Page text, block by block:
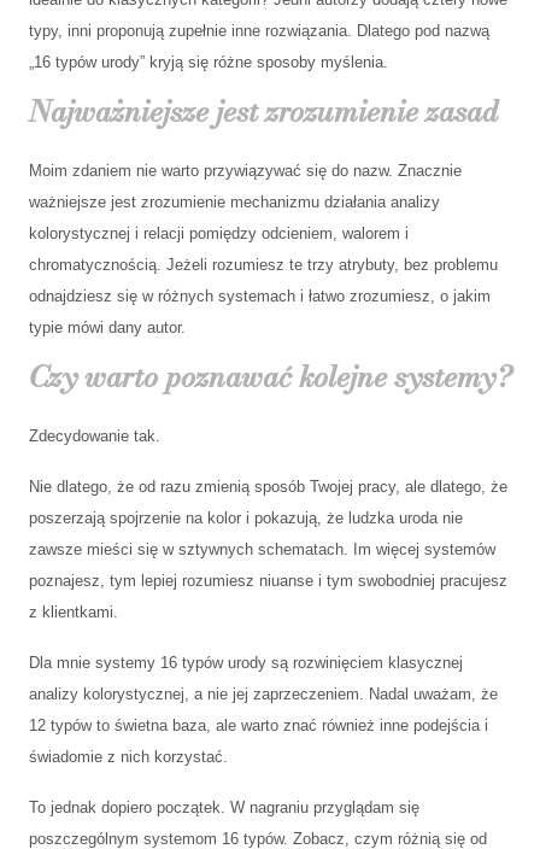
typy, inni proponują zupełnie inne rozwiązania. Dlatego pod nazwą
„16 typów urody” kryją się różne sposoby myślenia.
Najważniejsze jest zrozumienie zasad
Moim zdaniem nie warto przywiązywać się do nazw. Znacznie
ważniejsze jest zrozumienie mechanizmu działania analizy
kolorystycznej i relacji pomiędzy odcieniem, walorem i
chromatycznością. Jeżeli rozumiesz te trzy atrybuty, bez problemu
odnajdziesz się w różnych systemach i łatwo zrozumiesz, o jakim
typie mówi dany autor.
Czy warto poznawać kolejne systemy?
Zdecydowanie tak.
Nie dlatego, że od razu zmienią sposób Twojej pracy, ale dlatego, że
poszerzają spojrzenie na kolor i pokazują, że ludzka uroda nie
zawsze mieści się w sztywnych schematach. Im więcej systemów
poznajesz, tym lepiej rozumiesz niuanse i tym swobodniej pracujesz
z klientkami.
Dla mnie systemy 16 typów urody są rozwinięciem klasycznej
analizy kolorystycznej, a nie jej zaprzeczeniem. Nadal uważam, że
12 typów to świetna baza, ale warto znać również inne podejścia i
świadomie z nich korzystać.
To jednak dopiero początek. W nagraniu przyglądam się
poszczególnym systemom 16 typów. Zobacz, czym różnią się od